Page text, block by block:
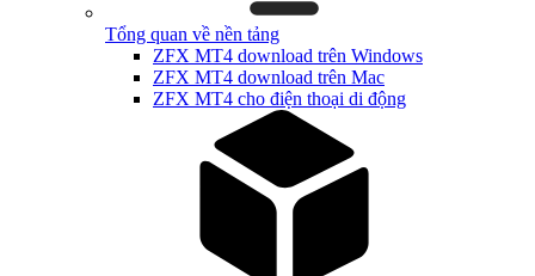
Tổng quan về nền tảng
ZFX MT4 download trên Windows
ZFX MT4 download trên Mac
ZFX MT4 cho điện thoại di động